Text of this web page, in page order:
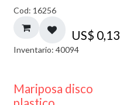
Cod: 16256
US$ 0,13
Inventario: 40094
Mariposa disco